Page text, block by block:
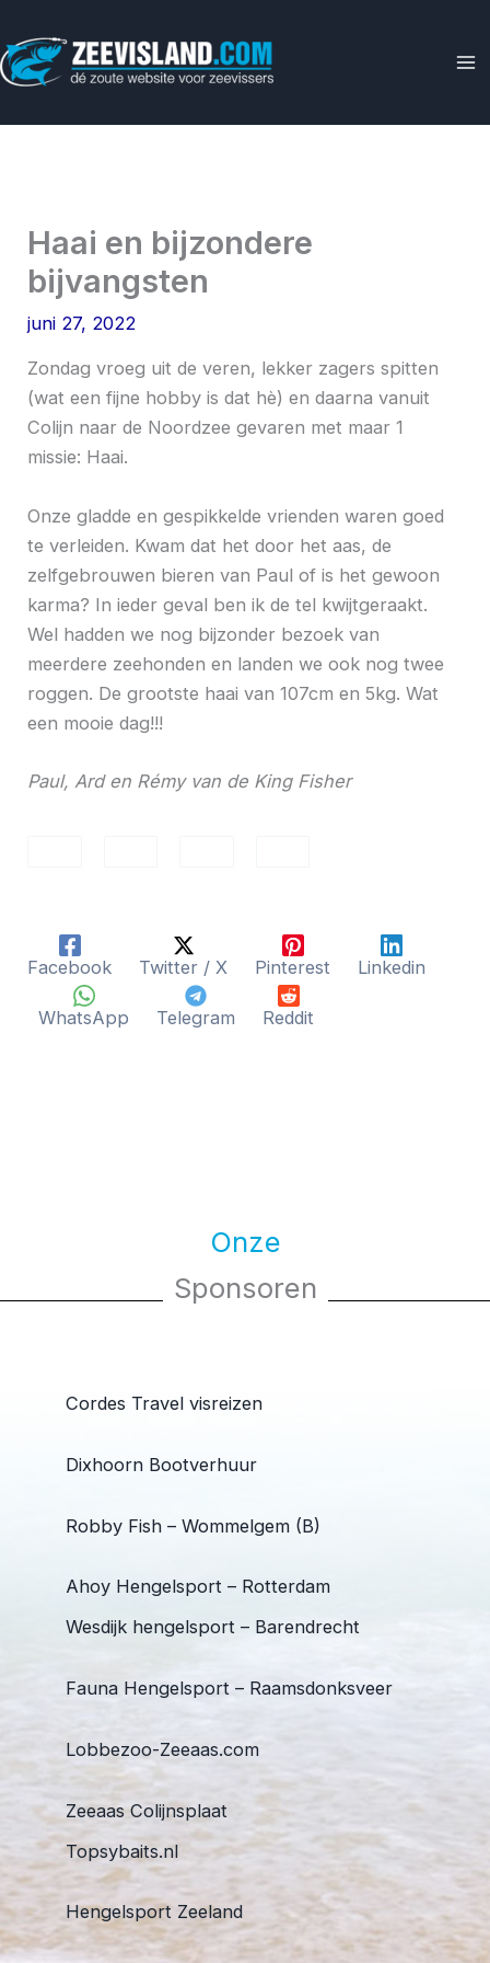
naar
de
Haai en bijzondere
bijvangsten
juni 27, 2022
Zondag vroeg uit de veren, lekker zagers spitten
(wat een fijne hobby is dat hè) en daarna vanuit
Colijn naar de Noordzee gevaren met maar 1
missie: Haai.
Onze gladde en gespikkelde vrienden waren goed
te verleiden. Kwam dat het door het aas, de
zelfgebrouwen bieren van Paul of is het gewoon
karma? In ieder geval ben ik de tel kwijtgeraakt.
Wel hadden we nog bijzonder bezoek van
meerdere zeehonden en landen we ook nog twee
roggen. De grootste haai van 107cm en 5kg. Wat
een mooie dag!!!
Paul, Ard en Rémy van de King Fisher
Facebook Twitter / X Pinterest Linkedin
WhatsApp Telegram Reddit
Onze
Sponsoren
Cordes Travel visreizen
Dixhoorn Bootverhuur
Robby Fish – Wommelgem (B)
Ahoy Hengelsport – Rotterdam
Wesdijk hengelsport – Barendrecht
Fauna Hengelsport – Raamsdonksveer
Lobbezoo-Zeeaas.com
Zeeaas Colijnsplaat
Topsybaits.nl
Hengelsport Zeeland